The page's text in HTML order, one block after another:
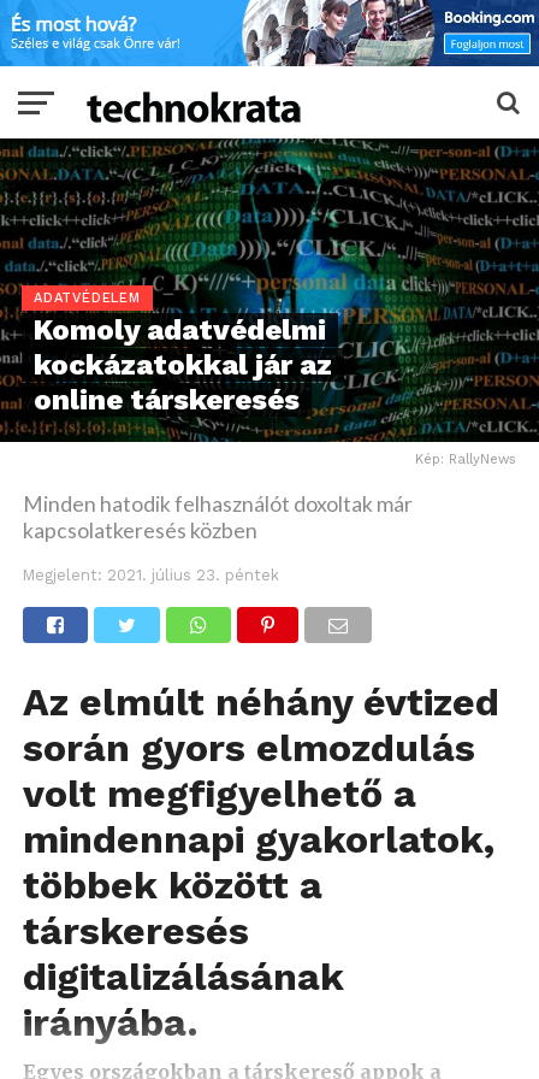
ADATVÉDELEM
Komoly adatvédelmi
kockázatokkal jár az
online társkeresés
Kép: RallyNews
Minden hatodik felhasználót doxoltak már
kapcsolatkeresés közben
Megjelent: 2021. július 23. péntek
Az elmúlt néhány évtized
során gyors elmozdulás
volt megfigyelhető a
mindennapi gyakorlatok,
többek között a
társkeresés
digitalizálásának
irányába.
Egyes országokban a társkereső appok a